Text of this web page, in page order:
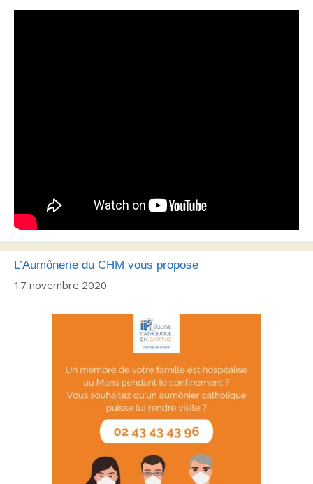
L’Aumônerie du CHM vous propose
17 novembre 2020